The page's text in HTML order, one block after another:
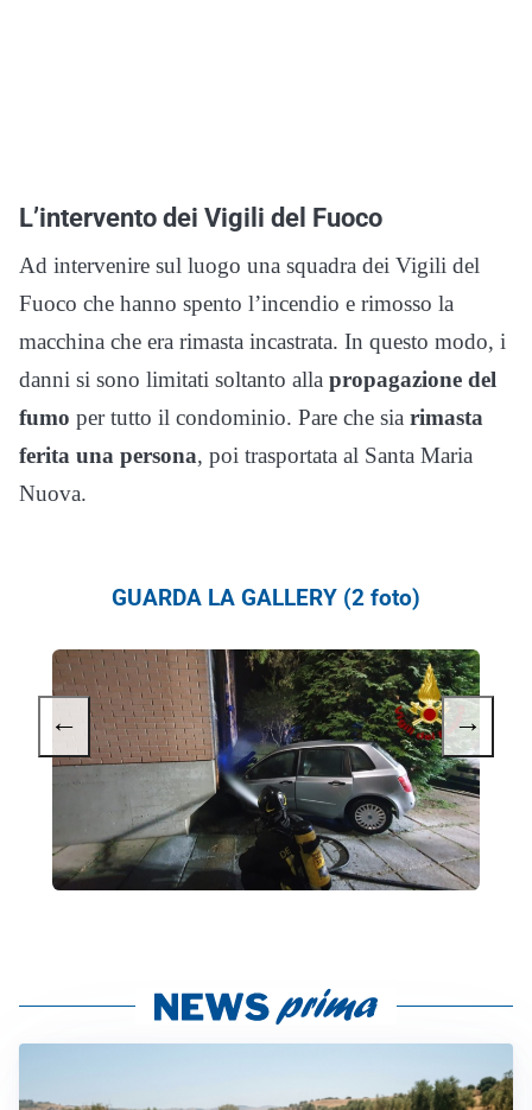
L’intervento dei Vigili del Fuoco
Ad intervenire sul luogo una squadra dei Vigili del
Fuoco che hanno spento l’incendio e rimosso la
macchina che era rimasta incastrata. In questo modo, i
danni si sono limitati soltanto alla propagazione del
fumo per tutto il condominio. Pare che sia rimasta
ferita una persona, poi trasportata al Santa Maria
Nuova.
GUARDA LA GALLERY (2 foto)
← →